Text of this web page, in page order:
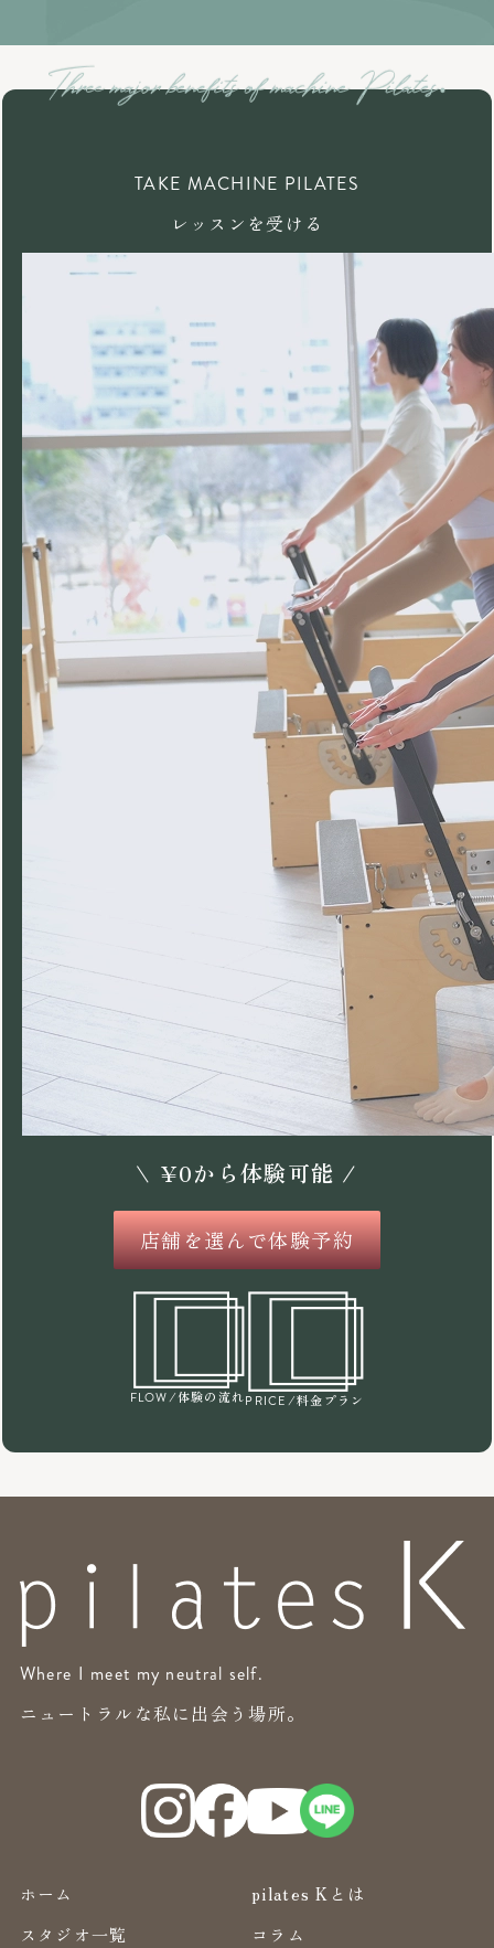
TAKE MACHINE PILATES
レッスンを受ける
\ ¥0から体験可能 /
店舗を選んで体験予約
FLOW /体験の流れPRICE /料金プラン
Where I meet my neutral self.
ニュートラルな私に出会う場所。
ホーム
pilates Kとは
スタジオ一覧
コラム